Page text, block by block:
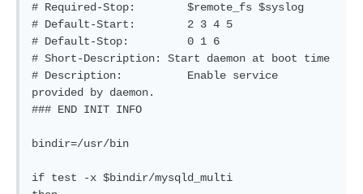
# Required-Stop: 	$remote_fs $syslog
# Default-Start: 	2 3 4 5
# Default-Stop:  	0 1 6
# Short-Description: Start daemon at boot time
# Description:   	Enable service
provided by daemon.
### END INIT INFO
bindir=/usr/bin
if test -x $bindir/mysqld_multi